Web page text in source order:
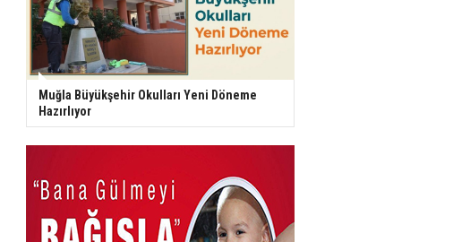
Muğla Büyükşehir Okulları Yeni Döneme
Hazırlıyor